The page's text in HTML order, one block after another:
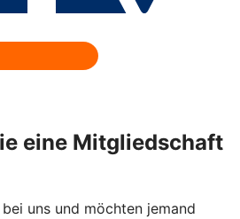
eine Mitgliedschaft
uns und möchten jemand